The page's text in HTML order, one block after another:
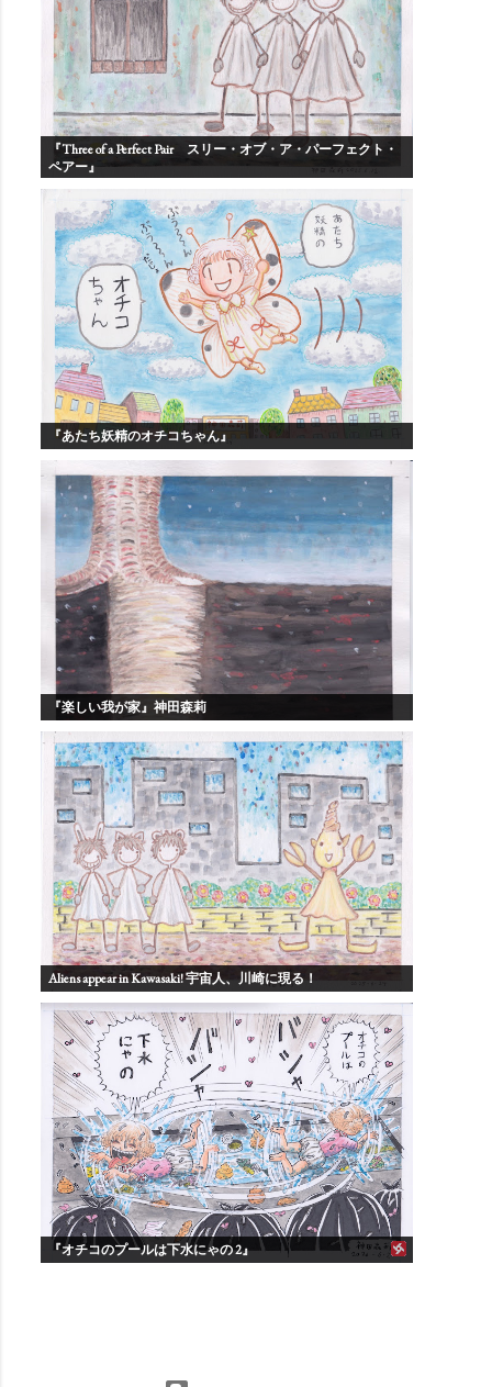
『Three of a Perfect Pair スリー・オブ・ア・パーフェクト・
ペアー』
『あたち妖精のオチコちゃん』
『楽しい我が家』神田森莉
Aliens appear in Kawasaki! 宇宙人、川崎に現る！
『オチコのプールは下水にゃの 2』